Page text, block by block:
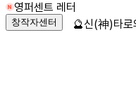
영퍼센트 레터
창작자센터 🔮신(神)타로